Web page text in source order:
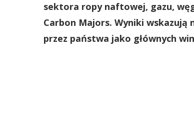
sektora ropy naftowej, gazu,
Carbon Majors. Wyniki
przez państwa jako głównych